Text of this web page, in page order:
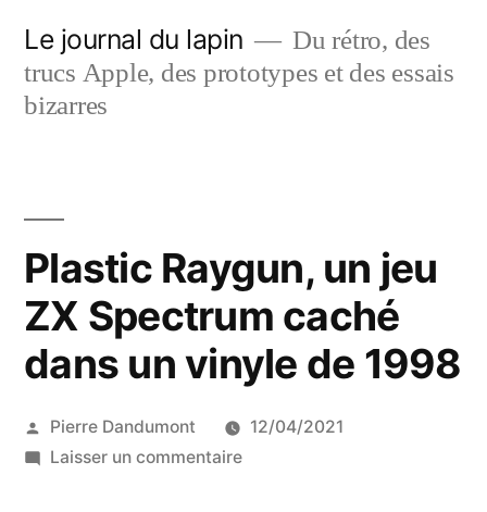
contenu
Le journal du lapin
Du rétro, des
trucs Apple, des prototypes et des essais
bizarres
Plastic Raygun, un jeu
ZX Spectrum caché
dans un vinyle de 1998
Publié
par
Pierre Dandumont
12/04/2021
Laisser un commentairesur